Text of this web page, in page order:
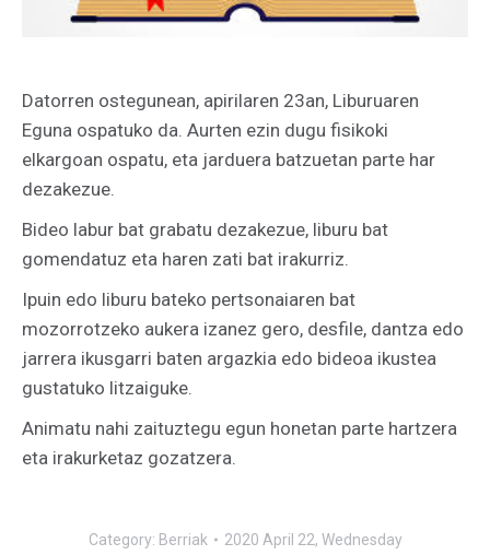
Datorren ostegunean, apirilaren 23an, Liburuaren
Eguna ospatuko da. Aurten ezin dugu fisikoki
elkargoan ospatu, eta jarduera batzuetan parte har
dezakezue.
Bideo labur bat grabatu dezakezue, liburu bat
gomendatuz eta haren zati bat irakurriz.
Ipuin edo liburu bateko pertsonaiaren bat
mozorrotzeko aukera izanez gero, desfile, dantza edo
jarrera ikusgarri baten argazkia edo bideoa ikustea
gustatuko litzaiguke.
Animatu nahi zaituztegu egun honetan parte hartzera
eta irakurketaz gozatzera.
Category: Berriak 2020 April 22, Wednesday